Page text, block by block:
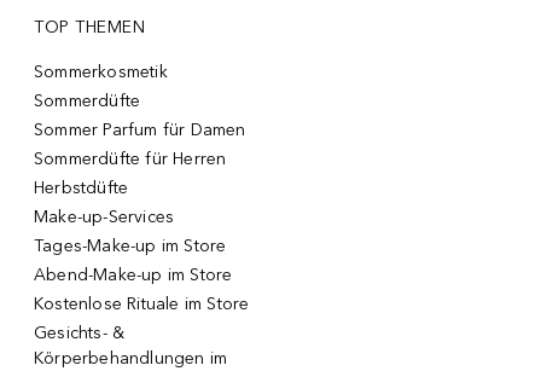
TOP THEMEN
Sommerkosmetik
Sommerdüfte
Sommer Parfum für Damen
Sommerdüfte für Herren
Herbstdüfte
Make-up-Services
Tages-Make-up im Store
Abend-Make-up im Store
Kostenlose Rituale im Store
Gesichts- &
Körperbehandlungen im